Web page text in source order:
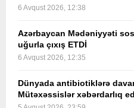
6 Avqust 2026, 12:38
Azərbaycan Mədəniyyəti
uğurla çıxış ETDİ
6 Avqust 2026, 12:35
Dünyada antibiotiklərə
Mütəxəssislər xəbərdarlıq